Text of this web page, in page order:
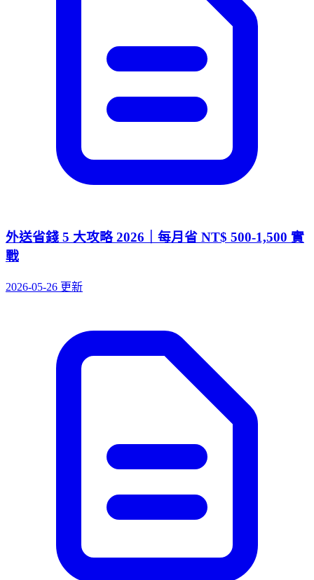
外送省錢 5 大攻略 2026｜每月省 NT$ 500-1,500 實
戰
2026-05-26 更新